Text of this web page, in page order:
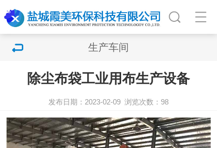
生产车间
除尘布袋工业用布生产设备
发布日期：2023-02-09 浏览次数： 98